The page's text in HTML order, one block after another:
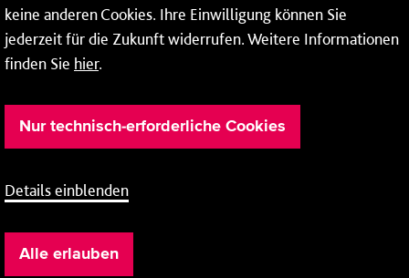
keine anderen Cookies. Ihre Einwilligung können Sie
jederzeit für die Zukunft widerrufen. Weitere Informationen
finden Sie hier.
Nur technisch-erforderliche Cookies
Details einblenden
Alle erlauben